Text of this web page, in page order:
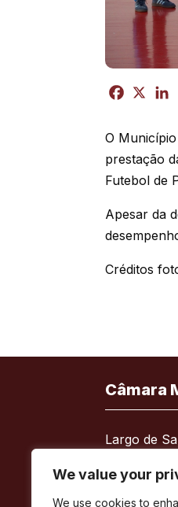
We value your
We use cookies to
O
prestação
Futebol de
Apesar da
Créditos
Câmara
Largo de
Telefone: